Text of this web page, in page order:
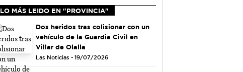
LO MÁS LEIDO EN "PROVINCIA"
Dos heridos tras colisionar con un
vehículo de la Guardia Civil en
Villar de Olalla
Las Noticias - 19/07/2026